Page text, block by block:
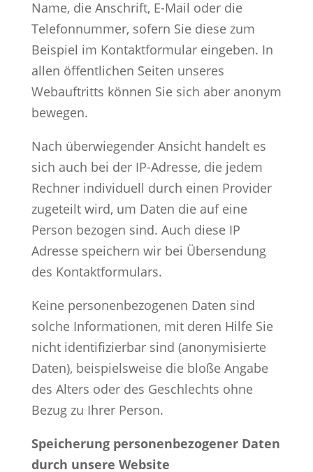
Name, die Anschrift, E-Mail oder die
Telefonnummer, sofern Sie diese zum
Beispiel im Kontaktformular eingeben. In
allen öffentlichen Seiten unseres
Webauftritts können Sie sich aber anonym
bewegen.
Nach überwiegender Ansicht handelt es
sich auch bei der IP-Adresse, die jedem
Rechner individuell durch einen Provider
zugeteilt wird, um Daten die auf eine
Person bezogen sind. Auch diese IP
Adresse speichern wir bei Übersendung
des Kontaktformulars.
Keine personenbezogenen Daten sind
solche Informationen, mit deren Hilfe Sie
nicht identifizierbar sind (anonymisierte
Daten), beispielsweise die bloße Angabe
des Alters oder des Geschlechts ohne
Bezug zu Ihrer Person.
Speicherung personenbezogener Daten
durch unsere Website